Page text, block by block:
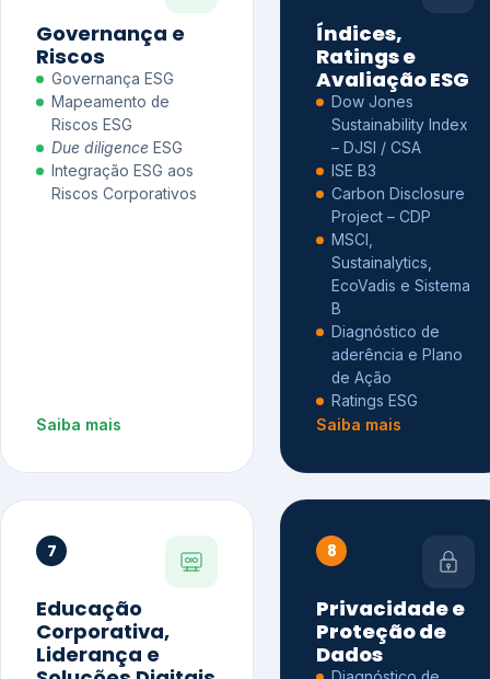
Governança e
Riscos
Governança ESG
Mapeamento de
Riscos ESG
Due diligence ESG
Integração ESG aos
Riscos Corporativos
Saiba mais
Índices,
Ratings e
Avaliação ESG
Dow Jones
Sustainability Index
– DJSI / CSA
ISE B3
Carbon Disclosure
Project – CDP
MSCI,
Sustainalytics,
EcoVadis e Sistema
B
Diagnóstico de
aderência e Plano
de Ação
Ratings ESG
Saiba mais
7
Educação
Corporativa,
Liderança e
8
Privacidade e
Proteção de
Dados